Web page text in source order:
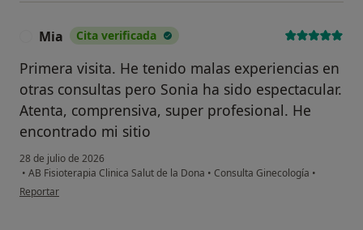
Mia Cita verificada
Primera visita. He tenido malas experiencias en
otras consultas pero Sonia ha sido espectacular.
Atenta, comprensiva, super profesional. He
encontrado mi sitio
28 de julio de 2026
• AB Fisioterapia Clinica Salut de la Dona • Consulta Ginecología •
en opinión del usuario Mia
Reportar